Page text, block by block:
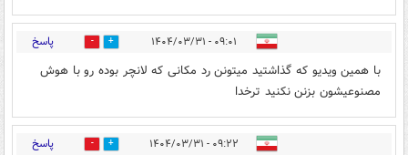
۰۹:۰۱ - ۱۴۰۴/۰۳/۳۱ 5 پاسخ
با همین ویدیو که گذاشتید میتونن رد مکانی که لانچر بوده رو با هوش
مصنوعیشون بزنن نکنید ترخدا
۰۹:۲۲ - ۱۴۰۴/۰۳/۳۱ 44 پاسخ